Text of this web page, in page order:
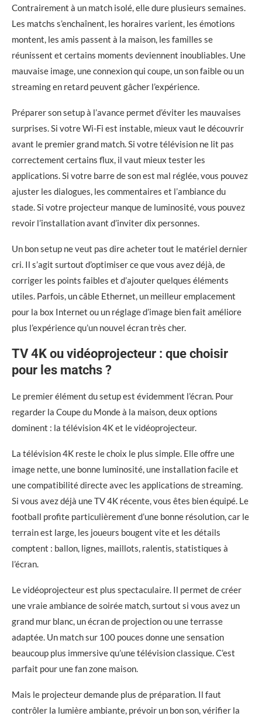
Contrairement à un match isolé, elle dure plusieurs semaines.
Les matchs s’enchaînent, les horaires varient, les émotions
montent, les amis passent à la maison, les familles se
réunissent et certains moments deviennent inoubliables. Une
mauvaise image, une connexion qui coupe, un son faible ou un
streaming en retard peuvent gâcher l’expérience.
Préparer son setup à l’avance permet d’éviter les mauvaises
surprises. Si votre Wi-Fi est instable, mieux vaut le découvrir
avant le premier grand match. Si votre télévision ne lit pas
correctement certains flux, il vaut mieux tester les
applications. Si votre barre de son est mal réglée, vous pouvez
ajuster les dialogues, les commentaires et l’ambiance du
stade. Si votre projecteur manque de luminosité, vous pouvez
revoir l’installation avant d’inviter dix personnes.
Un bon setup ne veut pas dire acheter tout le matériel dernier
cri. Il s’agit surtout d’optimiser ce que vous avez déjà, de
corriger les points faibles et d’ajouter quelques éléments
utiles. Parfois, un câble Ethernet, un meilleur emplacement
pour la box Internet ou un réglage d’image bien fait améliore
plus l’expérience qu’un nouvel écran très cher.
TV 4K ou vidéoprojecteur : que choisir
pour les matchs ?
Le premier élément du setup est évidemment l’écran. Pour
regarder la Coupe du Monde à la maison, deux options
dominent : la télévision 4K et le vidéoprojecteur.
La télévision 4K reste le choix le plus simple. Elle offre une
image nette, une bonne luminosité, une installation facile et
une compatibilité directe avec les applications de streaming.
Si vous avez déjà une TV 4K récente, vous êtes bien équipé. Le
football profite particulièrement d’une bonne résolution, car le
terrain est large, les joueurs bougent vite et les détails
comptent : ballon, lignes, maillots, ralentis, statistiques à
l’écran.
Le vidéoprojecteur est plus spectaculaire. Il permet de créer
une vraie ambiance de soirée match, surtout si vous avez un
grand mur blanc, un écran de projection ou une terrasse
adaptée. Un match sur 100 pouces donne une sensation
beaucoup plus immersive qu’une télévision classique. C’est
parfait pour une fan zone maison.
Mais le projecteur demande plus de préparation. Il faut
contrôler la lumière ambiante, prévoir un bon son, vérifier la